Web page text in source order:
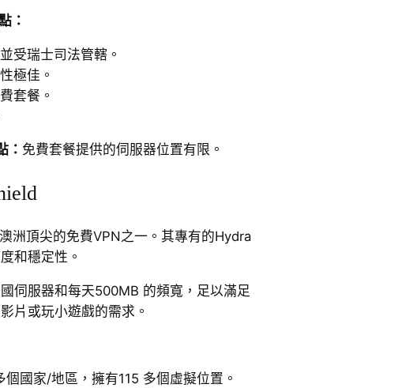
：
受瑞士司法管轄。
極佳。
套餐。
： 免費套餐提供的伺服器位置有限。
洲頂尖的免費VPN之一。其專有的Hydra
和穩定性。
伺服器和每天500MB 的頻寬，足以滿足
片或玩小遊戲的需求。
國家/地區，擁有115 多個虛擬位置。